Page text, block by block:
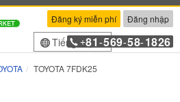
Đăng ký miễn phí Đăng nhập
Tiếng Việt
+81 -569-58-1826
TOYOTA 7FDK25